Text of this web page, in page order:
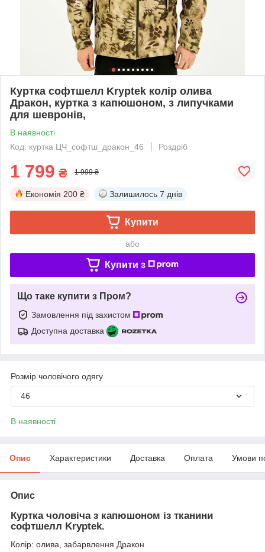
Куртка софтшелл Kryptek колір олива
Дракон, куртка з капюшоном, з липучками
для шевронів,
В наявності
Код: куртка ЦЧ_софтш_дракон_46
Роздріб
1 799 ₴ 1 999 ₴
Економія 200 ₴ Залишилось 7 днів
Купити
або
Купити з
Що таке купити з Пром?
Замовлення під захистом
Доступна доставка
Розмір чоловічого одягу
46
В наявності
Опис Характеристики Доставка Оплата Умови
Опис
Куртка чоловіча з капюшоном із тканини
софтшелл Kryptek.
Колір: олива, забарвлення Дракон